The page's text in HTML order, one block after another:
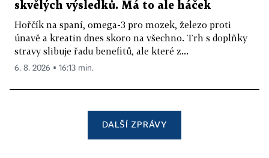
skvělých výsledků. Má to ale háček
Hořčík na spaní, omega-3 pro mozek, železo proti
únavě a kreatin dnes skoro na všechno. Trh s doplňky
stravy slibuje řadu benefitů, ale které z...
6. 8. 2026 ▪ 16:13 min.
DALŠÍ ZPRÁVY